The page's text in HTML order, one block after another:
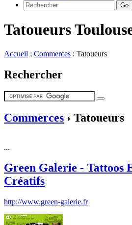
Go
Tatoueurs
Accueil : Commerces : Tatoueurs
Rechercher
Commerces › Tatoueurs
...
Green Galerie - Tattoos
Créatifs
http://www.green-galerie.fr